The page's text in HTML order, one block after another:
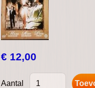
€ 12,00
Aantal